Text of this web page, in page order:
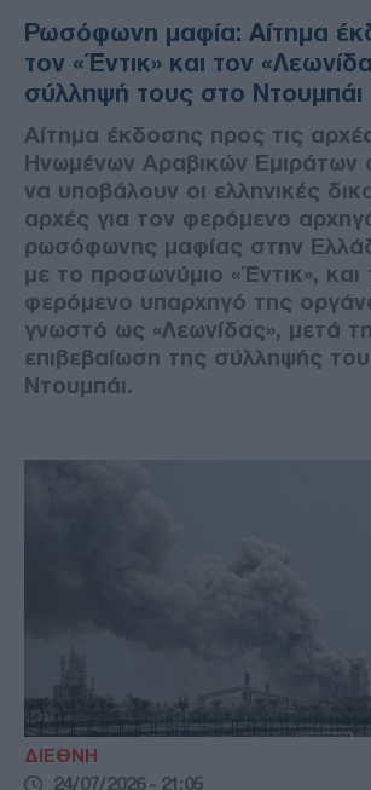
Ρωσόφωνη μαφία: Αίτημα
τον «Έντικ» και τον
σύλληψή τους στο Ντουμπάι
Αίτημα έκδοσης προς τις
Ηνωμένων Αραβικών Εμιράτων
να υποβάλουν οι ελληνικές
αρχές για τον φερόμενο
ρωσόφωνης μαφίας στην
με το προσωνύμιο «Έντικ», και
φερόμενο υπαρχηγό της
γνωστό ως «Λεωνίδας», μετά
επιβεβαίωση της σύλληψής
Ντουμπάι.
ΔΙΕΘΝΗ
24/07/2026 - 21:05